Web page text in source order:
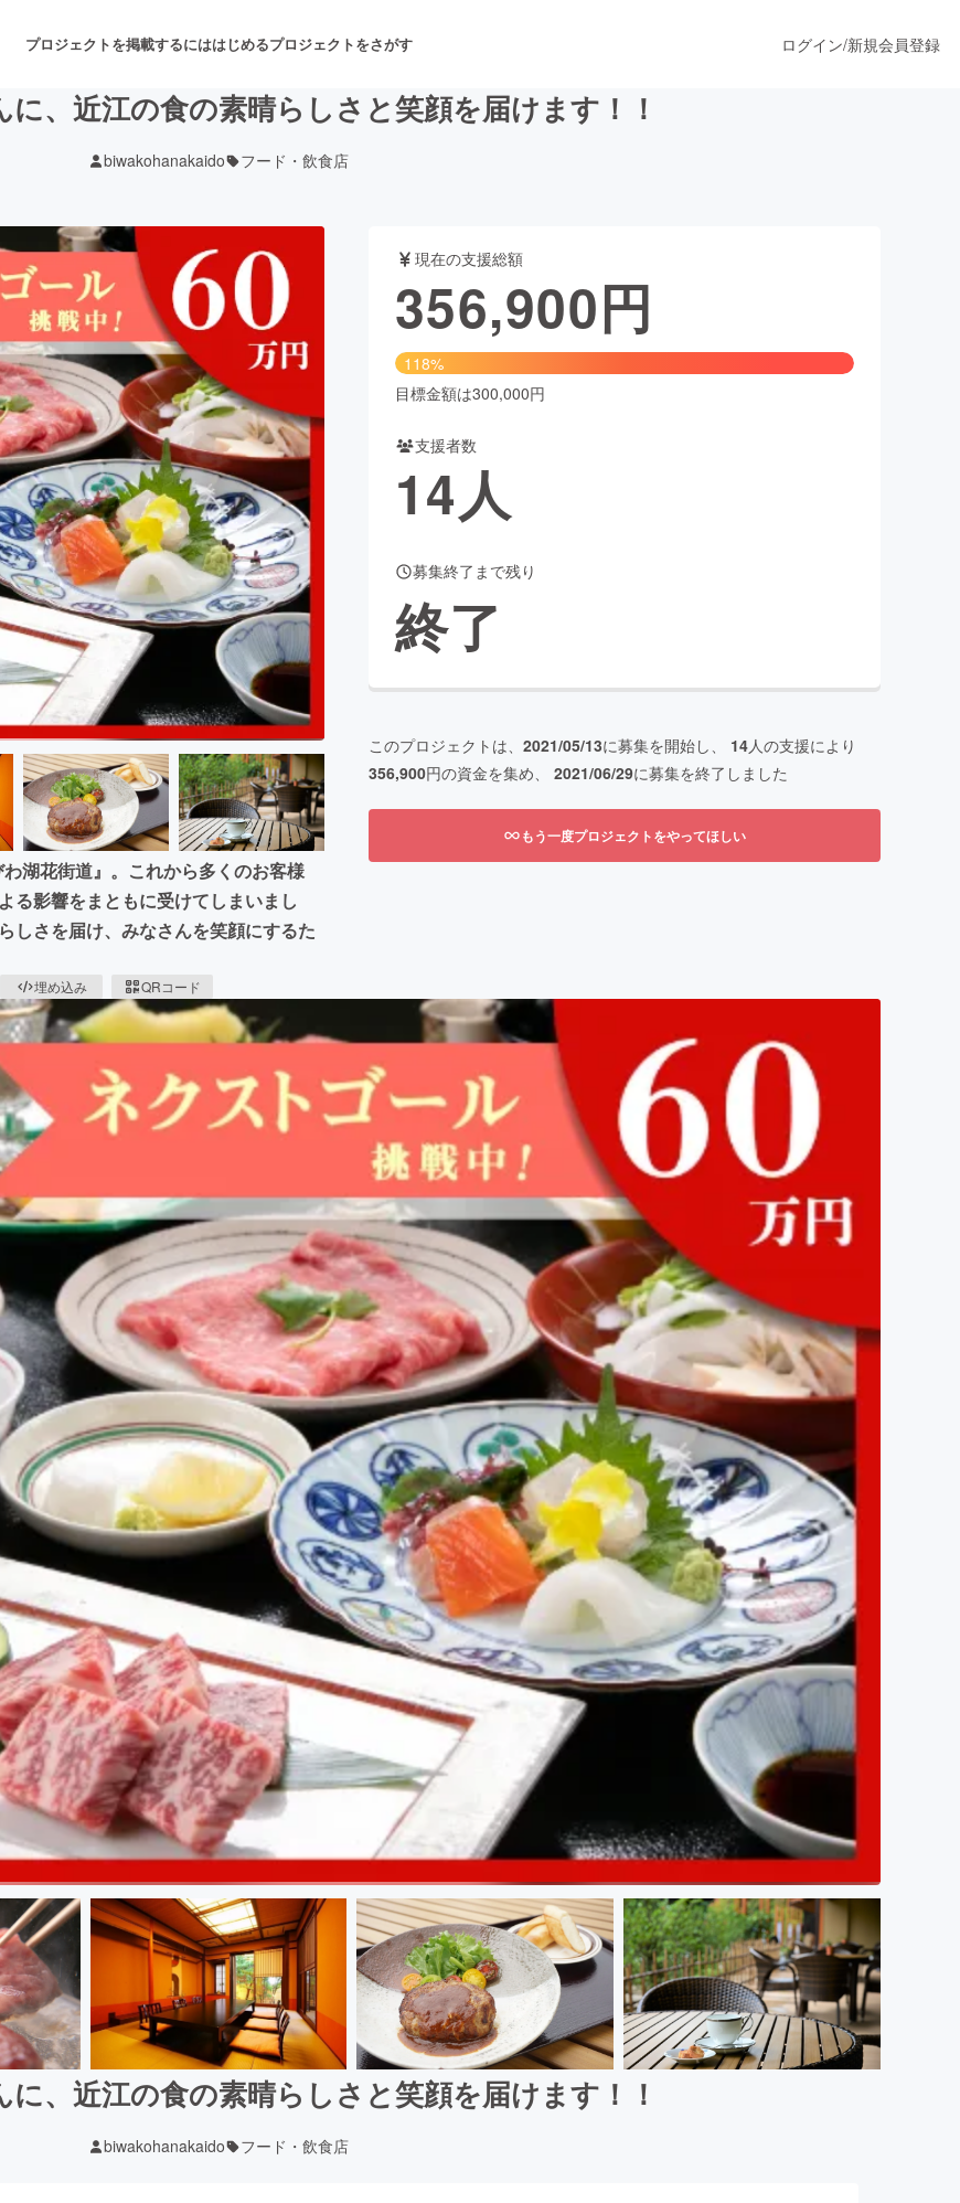
プロジェクトを掲載するにははじめるプロジェクトをさがす
音楽 舞台・パフォーマンス
ゲーム・サービス開発 ファッション
籍・雑誌出版
ャレンジ ビューティー・ヘルスケア
CAMPFIRE for Social GoodCAMPFIRE Creation
CAMPFIREふるさと納税machi-yaコミュニティ
ログイン/新規会員登録
、近江の食の素晴らしさと笑顔を届けます！！
biwakohanakaido フード・飲食店
湖花街道』。これから多くのお客様
る影響をまともに受けてしまいまし
しさを届け、みなさんを笑顔にするた
埋め込み QRコード
現在の支援総額
356,900円
118%
目標金額は300,000円
支援者数
14人
募集終了まで残り
終了
このプロジェクトは、 2021/05/13に募集を開始し、 14人の支援により
356,900円の資金を集め、 2021/06/29に募集を終了しました
もう一度プロジェクトをやってほしい
、近江の食の素晴らしさと笑顔を届けます！！
biwakohanakaido フード・飲食店